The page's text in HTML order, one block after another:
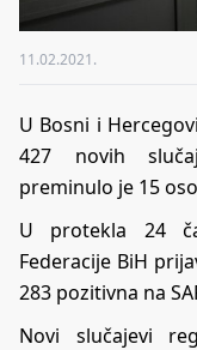
11.02.2021.
U Bosni i
427 novih
preminulo je 15
U protekla 24
Federacije BiH
283 pozitivna na
Novi slučajevi